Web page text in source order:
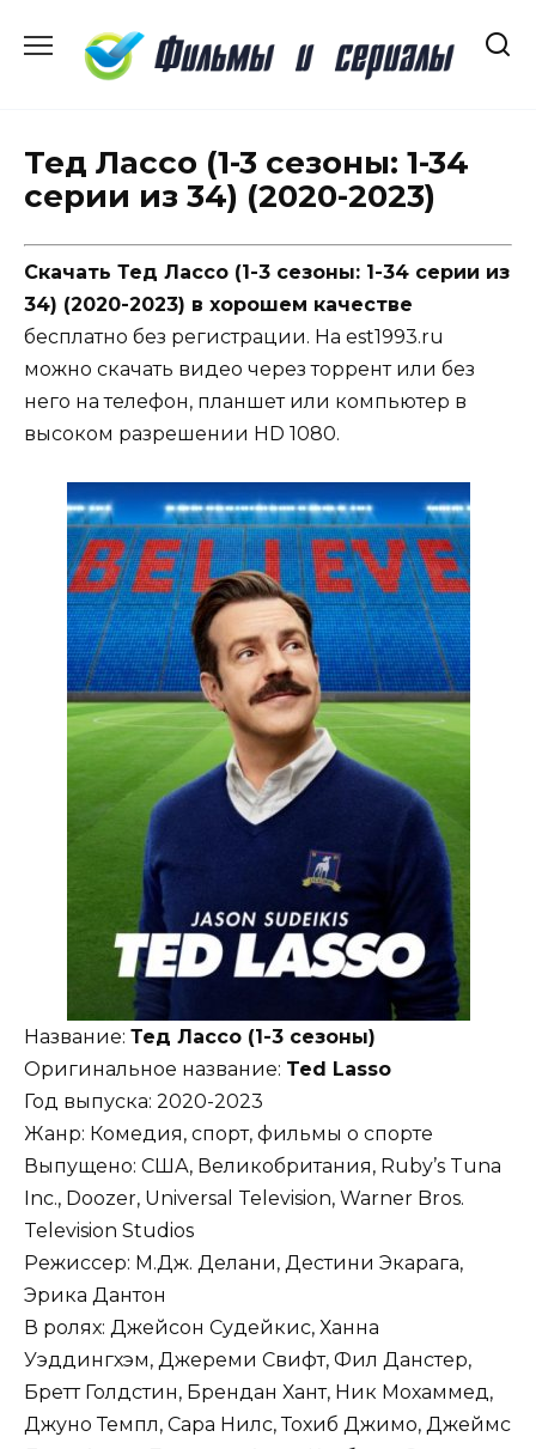
содержанию
Тед Лассо (1-3 сезоны: 1-34
серии из 34) (2020-2023)
Скачать Тед Лассо (1-3 сезоны: 1-34 серии из
34) (2020-2023) в хорошем качестве
бесплатно без регистрации. На est1993.ru
можно скачать видео через торрент или без
него на телефон, планшет или компьютер в
высоком разрешении HD 1080.
Название: Тед Лассо (1-3 сезоны)
Оригинальное название: Ted Lasso
Год выпуска: 2020-2023
Жанр: Комедия, спорт, фильмы о спорте
Выпущено: США, Великобритания, Ruby’s Tuna
Inc., Doozer, Universal Television, Warner Bros.
Television Studios
Режиссер: М.Дж. Делани, Дестини Экарага,
Эрика Дантон
В ролях: Джейсон Судейкис, Ханна
Уэддингхэм, Джереми Свифт, Фил Данстер,
Бретт Голдстин, Брендан Хант, Ник Мохаммед,
Джуно Темпл, Сара Нилс, Тохиб Джимо, Джеймс